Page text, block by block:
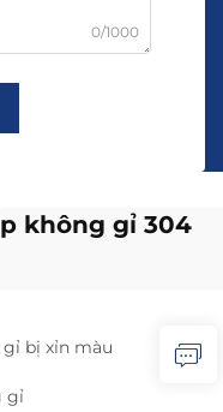
0/1000
không gỉ 304
bị xỉn màu
gỉ